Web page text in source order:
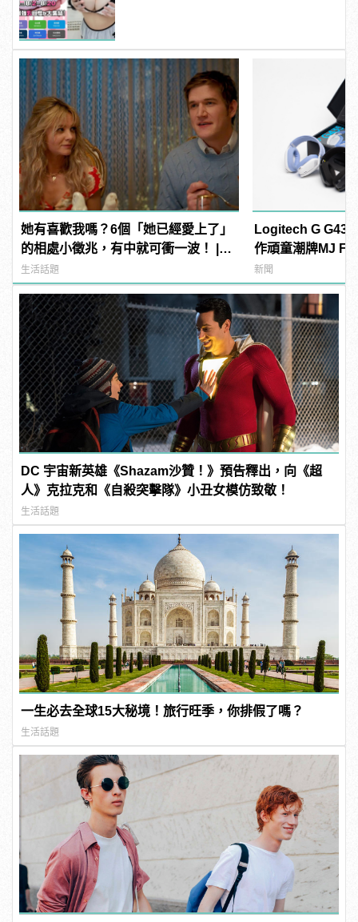
她有喜歡我嗎？6個「她已經愛上了」
的相處小徵兆，有中就可衝一波！ |
manfashion這樣變型男
生活話題
Logitech G G435
作頑童潮牌MJ
manfashion這樣
新聞
DC 宇宙新英雄《Shazam沙贊！》預告釋出，向《超
人》克拉克和《自殺突擊隊》小丑女模仿致敬！
生活話題
一生必去全球15大秘境！旅行旺季，你排假了嗎？
生活話題